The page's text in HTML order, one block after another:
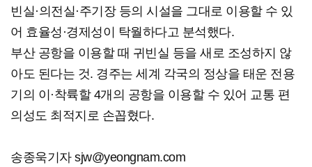
빈실·의전실·주기장 등의 시설을 그대로 이용할 수 있
어 효율성·경제성이 탁월하다고 분석했다.
부산 공항을 이용할 때 귀빈실 등을 새로 조성하지 않
아도 된다는 것. 경주는 세계 각국의 정상을 태운 전용
기의 이·착륙할 4개의 공항을 이용할 수 있어 교통 편
의성도 최적지로 손꼽혔다.
송종욱기자 sjw@yeongnam.com